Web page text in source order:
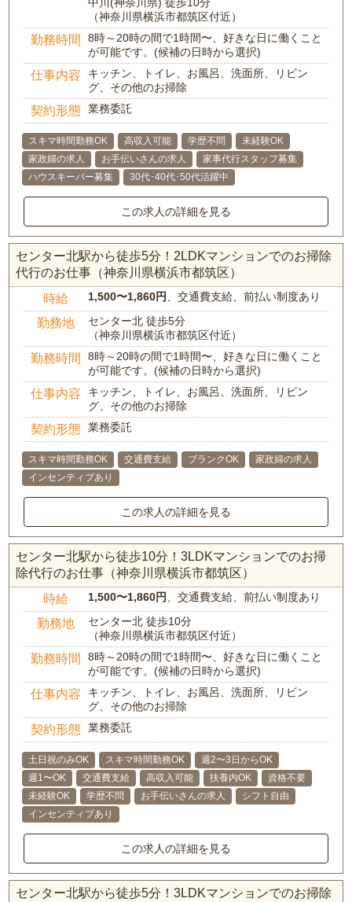
中川(神奈川県) 徒歩10分
（神奈川県横浜市都筑区付近）
勤務時間
8時～20時の間で1時間〜、好きな日に働くこと
が可能です。(候補の日時から選択)
仕事内容
キッチン、トイレ、お風呂、洗面所、リビン
グ、その他のお掃除
契約形態 業務委託
スキマ時間勤務OK 高収入可能 学歴不問
未経験OK
家政婦の求人
お手伝いさんの求人
家事代行スタッフ募集
ハウスキーパー募集
30代･40代･50代活躍中
この求人の詳細を見る
センター北駅から徒歩5分！2LDKマンションでのお掃除
代行のお仕事（神奈川県横浜市都筑区）
時給 1,500〜1,860円、交通費支給、前払い制度あり
勤務地
センター北 徒歩5分
（神奈川県横浜市都筑区付近）
勤務時間
8時～20時の間で1時間〜、好きな日に働くこと
が可能です。(候補の日時から選択)
仕事内容
キッチン、トイレ、お風呂、洗面所、リビン
グ、その他のお掃除
契約形態 業務委託
スキマ時間勤務OK 交通費支給 ブランクOK
家政婦の求人
インセンティブあり
この求人の詳細を見る
センター北駅から徒歩10分！3LDKマンションでのお掃
除代行のお仕事（神奈川県横浜市都筑区）
時給 1,500〜1,860円、交通費支給、前払い制度あり
勤務地
センター北 徒歩10分
（神奈川県横浜市都筑区付近）
勤務時間
8時～20時の間で1時間〜、好きな日に働くこと
が可能です。(候補の日時から選択)
仕事内容
キッチン、トイレ、お風呂、洗面所、リビン
グ、その他のお掃除
契約形態 業務委託
土日祝のみOK スキマ時間勤務OK
週2〜3日からOK
週1〜OK
交通費支給 高収入可能 扶養内OK
資格不要
未経験OK
学歴不問 お手伝いさんの求人
シフト自由
インセンティブあり
この求人の詳細を見る
センター北駅から徒歩5分！3LDKマンションでのお掃除